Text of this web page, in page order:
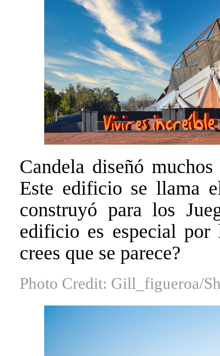
Candela diseñó
Este edificio se llama
construyó para los
edificio es especial
crees que se parece?
Photo Credit: Gill_figueroa/